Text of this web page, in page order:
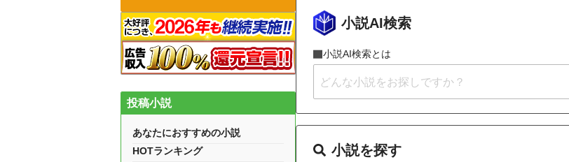
小説AI検索
小説AI検索とは
小説を探す
投稿小説
あなたにおすすめの小説
HOTランキング